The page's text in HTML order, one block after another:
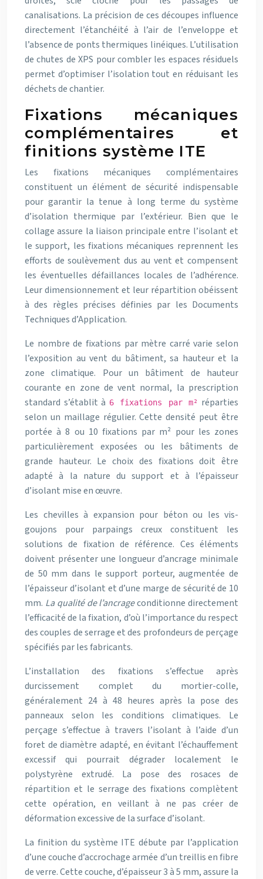
canalisations. La précision de ces découpes influence
directement l’étanchéité à l’air de l’enveloppe et
l’absence de ponts thermiques linéiques. L’utilisation
de chutes de XPS pour combler les espaces résiduels
permet d’optimiser l’isolation tout en réduisant les
déchets de chantier.
Fixations mécaniques
complémentaires et
finitions système ITE
Les fixations mécaniques complémentaires
constituent un élément de sécurité indispensable
pour garantir la tenue à long terme du système
d’isolation thermique par l’extérieur. Bien que le
collage assure la liaison principale entre l’isolant et
le support, les fixations mécaniques reprennent les
efforts de soulèvement dus au vent et compensent
les éventuelles défaillances locales de l’adhérence.
Leur dimensionnement et leur répartition obéissent
à des règles précises définies par les Documents
Techniques d’Application.
Le nombre de fixations par mètre carré varie selon
l’exposition au vent du bâtiment, sa hauteur et la
zone climatique. Pour un bâtiment de hauteur
courante en zone de vent normal, la prescription
standard s’établit à 6 fixations par m² réparties
selon un maillage régulier. Cette densité peut être
portée à 8 ou 10 fixations par m² pour les zones
particulièrement exposées ou les bâtiments de
grande hauteur. Le choix des fixations doit être
adapté à la nature du support et à l’épaisseur
d’isolant mise en œuvre.
Les chevilles à expansion pour béton ou les vis-
goujons pour parpaings creux constituent les
solutions de fixation de référence. Ces éléments
doivent présenter une longueur d’ancrage minimale
de 50 mm dans le support porteur, augmentée de
l’épaisseur d’isolant et d’une marge de sécurité de 10
mm. La qualité de l’ancrageconditionne directement
l’efficacité de la fixation, d’où l’importance du respect
des couples de serrage et des profondeurs de perçage
spécifiés par les fabricants.
L’installation des fixations s’effectue après
durcissement complet du mortier-colle,
généralement 24 à 48 heures après la pose des
panneaux selon les conditions climatiques. Le
perçage s’effectue à travers l’isolant à l’aide d’un
foret de diamètre adapté, en évitant l’échauffement
excessif qui pourrait dégrader localement le
polystyrène extrudé. La pose des rosaces de
répartition et le serrage des fixations complètent
cette opération, en veillant à ne pas créer de
déformation excessive de la surface d’isolant.
La finition du système ITE débute par l’application
d’une couche d’accrochage armée d’un treillis en fibre
de verre. Cette couche, d’épaisseur 3 à 5 mm, assure la